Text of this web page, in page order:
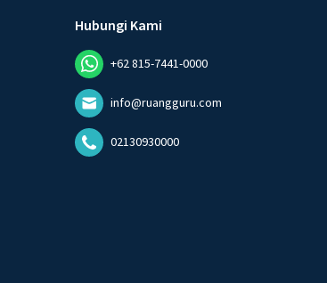
Hubungi Kami
+62 815-7441-0000
info@ruangguru.com
02130930000